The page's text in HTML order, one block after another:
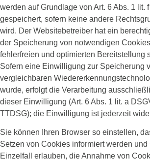
werden auf Grundlage von Art. 6 Abs. 1 lit.
gespeichert, sofern keine andere
wird. Der Websitebetreiber hat ein
der Speicherung von notwendigen
fehlerfreien und optimierten Bereitstellung
Sofern eine Einwilligung zur Speicherung
vergleichbaren
wurde, erfolgt die Verarbeitung
dieser Einwilligung (Art. 6 Abs. 1 lit. a
TTDSG); die Einwilligung ist jederzeit
Sie können Ihren Browser so einstellen,
Setzen von Cookies informiert werden
Einzelfall erlauben, die Annahme von